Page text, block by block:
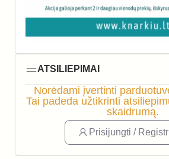
ATSILIEPIMAI
Norėdami įvertinti
Tai padeda užtikrinti
skaidrumą.
Prisijungti /